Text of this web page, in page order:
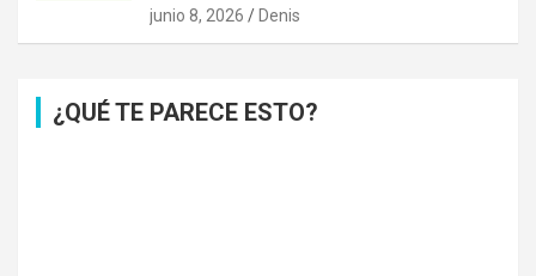
junio 8, 2026 Denis
¿QUÉ TE PARECE ESTO?